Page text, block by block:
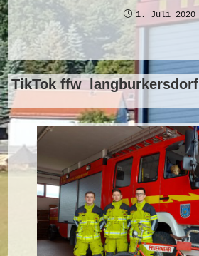
1. Juli 2020
TikTok ffw_langburkersdorf